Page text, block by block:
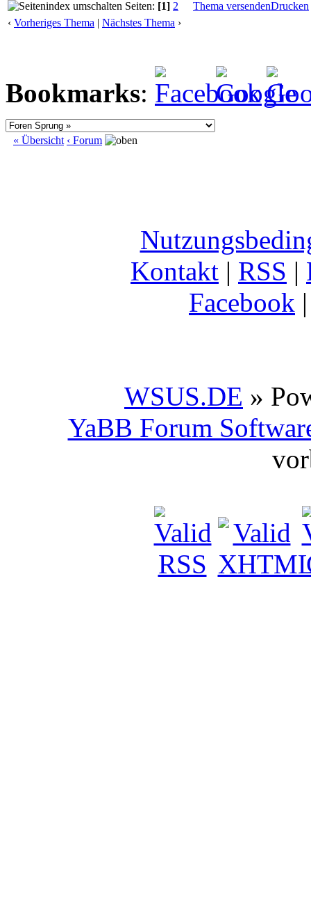
Seiten: [1] 2 Thema versendenDrucken
‹ Vorheriges Thema | Nächstes Thema ›
Bookmarks:
« Übersicht ‹ Forum
Kontakt | RSS |
Facebook
WSUS.DE »
YaBB Forum